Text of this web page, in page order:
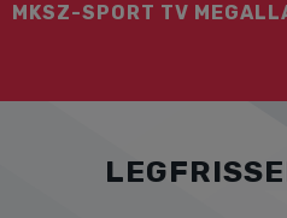
MKSZ-SPORT TV